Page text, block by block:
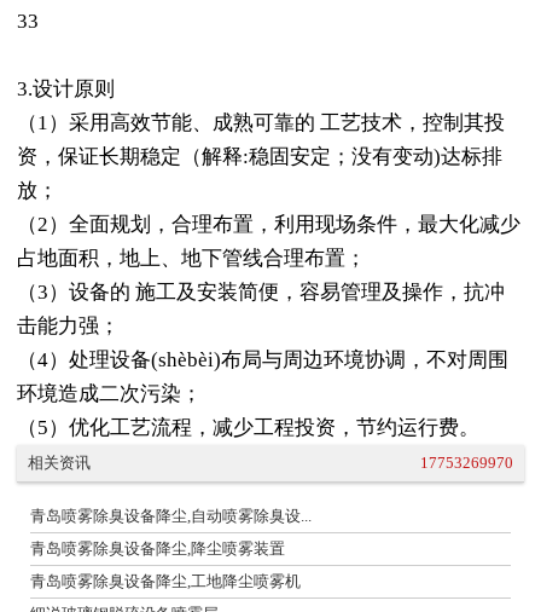
33
3.设计原则
（1）采用高效节能、成熟可靠的 工艺技术，控制其投
资，保证长期稳定（解释:稳固安定；没有变动)达标排
放；
（2）全面规划，合理布置，利用现场条件，最大化减少
占地面积，地上、地下管线合理布置；
（3）设备的 施工及安装简便，容易管理及操作，抗冲
击能力强；
（4）处理设备(shèbèi)布局与周边环境协调，不对周围
环境造成二次污染；
（5）优化工艺流程，减少工程投资，节约运行费。
相关资讯 17753269970
青岛喷雾除臭设备降尘,自动喷雾除臭设...
青岛喷雾除臭设备降尘,降尘喷雾装置
青岛喷雾除臭设备降尘,工地降尘喷雾机